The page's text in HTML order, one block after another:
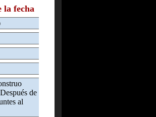
la fecha
de
al